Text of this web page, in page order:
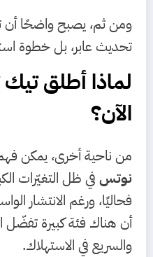
ومن ثم، يصبح واضحًا
تحديث عابر، بل خطوة
الآن؟
من ناحية أخرى، يمكن
نوتس في ظل التغيّرات
فحاليًا، ورغم الانتشار
أن هناك فئة كبيرة تفضّل
والسريع في الاستهلاك.